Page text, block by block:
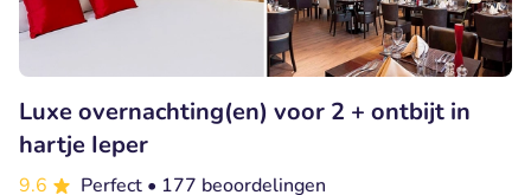
Luxe overnachting(en) voor 2 + ontbijt in
hartje Ieper
9.6 Perfect • 177 beoordelingen